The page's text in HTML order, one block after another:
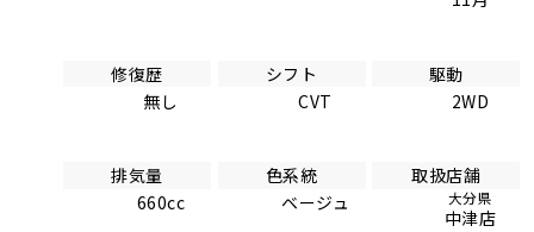
修復歴
無し
シフト
CVT
駆動
2WD
排気量
660cc
色系統
ベージュ
取扱店舗
大分県
中津店